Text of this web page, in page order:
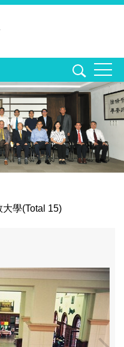
大學(Total 15)